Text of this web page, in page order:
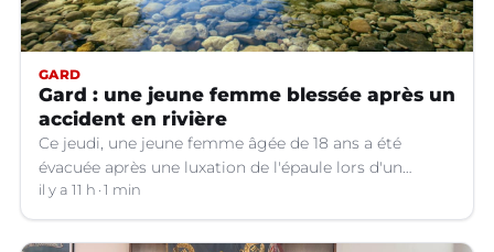
GARD
Gard : une jeune femme blessée après un
accident en rivière
Ce jeudi, une jeune femme âgée de 18 ans a été
évacuée après une luxation de l'épaule lors d'un
plongeon dans une rivière à Saint-André-de-
Valborgne (Gard).
il y a 11 h 1 min